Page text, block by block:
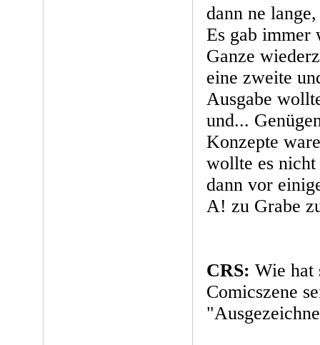
dann ne
Es gab immer
Ganze
eine zweite
Ausgabe
und...
Konzepte
wollte es
dann vor
A! zu Grabe
CRS: Wie hat
Comicszene